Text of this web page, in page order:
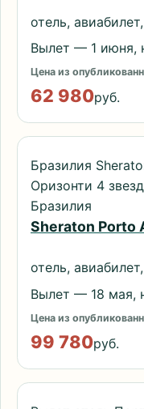
отель,
Вылет — 1 июня,
Цена из
62 980руб.
Бразилия
Оризонти 4
Бразилия
Sheraton Porto
отель,
Вылет — 18 мая,
Цена из
99 780руб.